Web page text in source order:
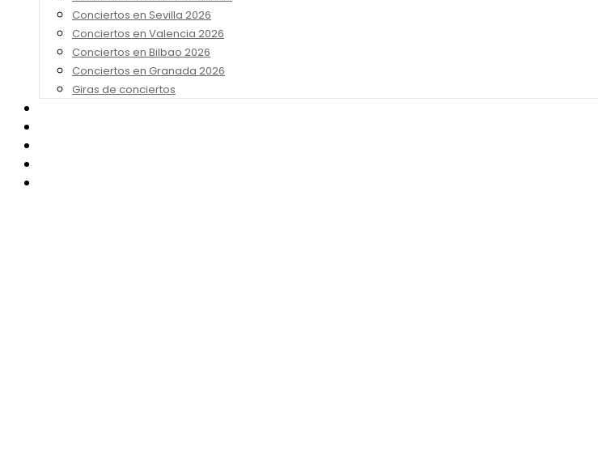
Conciertos en Sevilla 2026
Conciertos en Valencia 2026
Conciertos en Bilbao 2026
Conciertos en Granada 2026
Giras de conciertos